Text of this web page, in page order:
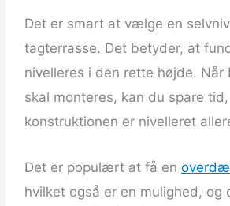
Det er smart at vælge en
tagterrasse. Det betyder, at
nivelleres i den rette højde.
skal monteres, kan du spare
konstruktionen er nivelleret
Det er populært at få en
hvilket også er en mulighed, og